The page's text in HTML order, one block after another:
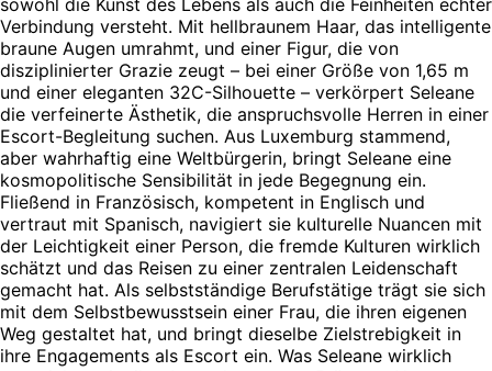
sowohl die Kunst des Lebens als auch die Feinheiten echter
Verbindung versteht. Mit hellbraunem Haar, das intelligente
braune Augen umrahmt, und einer Figur, die von
disziplinierter Grazie zeugt – bei einer Größe von 1,65 m
und einer eleganten 32C-Silhouette – verkörpert Seleane
die verfeinerte Ästhetik, die anspruchsvolle Herren in einer
Escort-Begleitung suchen. Aus Luxemburg stammend,
aber wahrhaftig eine Weltbürgerin, bringt Seleane eine
kosmopolitische Sensibilität in jede Begegnung ein.
Fließend in Französisch, kompetent in Englisch und
vertraut mit Spanisch, navigiert sie kulturelle Nuancen mit
der Leichtigkeit einer Person, die fremde Kulturen wirklich
schätzt und das Reisen zu einer zentralen Leidenschaft
gemacht hat. Als selbstständige Berufstätige trägt sie sich
mit dem Selbstbewusstsein einer Frau, die ihren eigenen
Weg gestaltet hat, und bringt dieselbe Zielstrebigkeit in
ihre Engagements als Escort ein. Was Seleane wirklich